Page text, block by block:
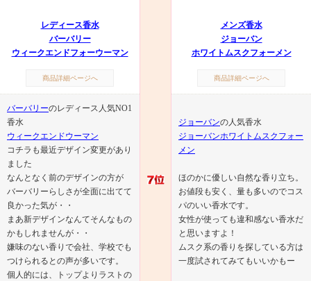
レディース香水
バーバリー
ウィークエンドフォーウーマン
商品詳細ページへ
メンズ香水
ジョーバン
ホワイトムスクフォーメン
商品詳細ページへ
バーバリーのレディース人気NO1
香水
ウィークエンドウーマン
コチラも最近デザイン変更があり
ました
なんとなく前のデザインの方が
バーバリーらしさが全面に出てて
良かった気が・・
まあ新デザインなんてそんなもの
かもしれませんが・・
嫌味のない香りで会社、学校でも
つけられるとの声が多いです。
個人的には、トップよりラストの
ジョーバンの人気香水
ジョーバンホワイトムスクフォー
メン
ほのかに優しい自然な香り立ち。
お値段も安く、量も多いのでコス
パのいい香水です。
女性が使っても違和感ない香水だ
と思いますよ！
ムスク系の香りを探している方は
一度試されてみてもいいかもー